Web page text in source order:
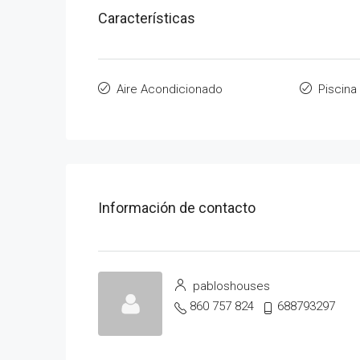
Características
Aire Acondicionado Piscina
Información de contacto
pabloshouses
860 757 824
688793297